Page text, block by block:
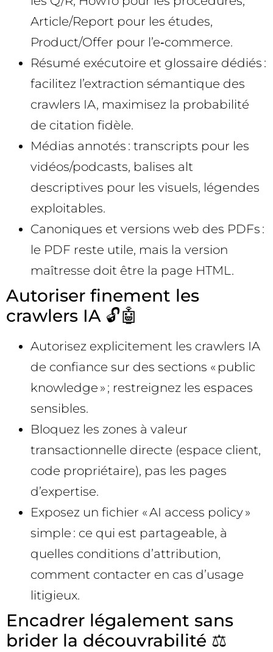
Article/Report pour les études,
Product/Offer pour l’e‑commerce.
Résumé exécutoire et glossaire dédiés :
facilitez l’extraction sémantique des
crawlers IA, maximisez la probabilité
de citation fidèle.
Médias annotés : transcripts pour les
vidéos/podcasts, balises alt
descriptives pour les visuels, légendes
exploitables.
Canoniques et versions web des PDFs :
le PDF reste utile, mais la version
maîtresse doit être la page HTML.
Autoriser finement les
crawlers IA 🔓🤖
Autorisez explicitement les crawlers IA
de confiance sur des sections « public
knowledge » ; restreignez les espaces
sensibles.
Bloquez les zones à valeur
transactionnelle directe (espace client,
code propriétaire), pas les pages
d’expertise.
Exposez un fichier « AI access policy »
simple : ce qui est partageable, à
quelles conditions d’attribution,
comment contacter en cas d’usage
litigieux.
Encadrer légalement sans
brider la découvrabilité ⚖️